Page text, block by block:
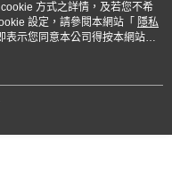
方式之詳情，及若您不希
設定，請參閱本網站「 隱私
表示您同意本公司得按本網站使